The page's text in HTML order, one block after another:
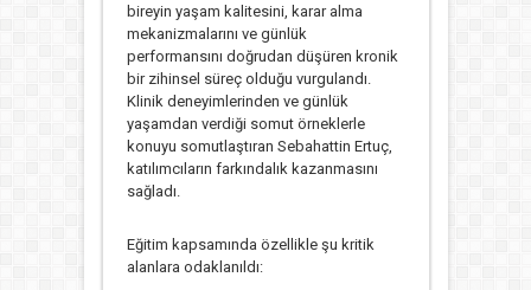
bireyin yaşam kalitesini, karar alma
mekanizmalarını ve günlük
performansını doğrudan düşüren kronik
bir zihinsel süreç olduğu vurgulandı.
Klinik deneyimlerinden ve günlük
yaşamdan verdiği somut örneklerle
konuyu somutlaştıran Sebahattin Ertuç,
katılımcıların farkındalık kazanmasını
sağladı.
Eğitim kapsamında özellikle şu kritik
alanlara odaklanıldı: